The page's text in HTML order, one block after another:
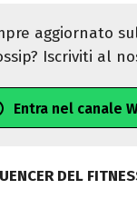
aggiornato
Iscriviti al
Entra nel canale
DEL